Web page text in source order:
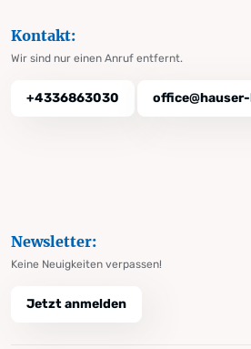
Kontakt:
Wir sind nur einen Anruf entfernt.
+4336863030
Newsletter:
Keine Neuigkeiten verpassen!
Jetzt anmelden